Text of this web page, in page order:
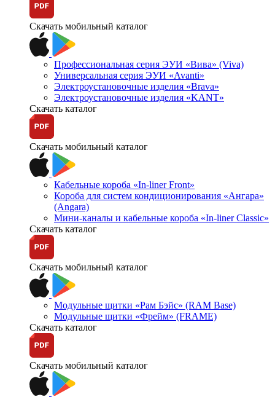
Скачать мобильный каталог
Профессиональная серия ЭУИ «Вива» (Viva)
Универсальная серия ЭУИ «Avanti»
Электроустановочные изделия «Brava»
Электроустановочные изделия «KANT»
Скачать каталог
Скачать мобильный каталог
Кабельные короба «In-liner Front»
Короба для систем кондиционирования «Ангара»
(Angara)
Мини-каналы и кабельные короба «In-liner Classic»
Скачать каталог
Скачать мобильный каталог
Модульные щитки «Рам Бэйс» (RAM Base)
Модульные щитки «Фрейм» (FRAME)
Скачать каталог
Скачать мобильный каталог